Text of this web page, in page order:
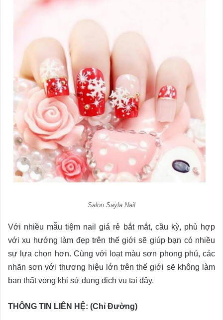
Salon Sayla Nail
Với nhiều mẫu tiệm nail giá rẻ bắt mắt, cầu kỳ, phù hợp
với xu hướng làm đẹp trên thế giới sẽ giúp bạn có nhiều
sự lựa chọn hơn. Cùng với loạt màu sơn phong phú, các
nhãn sơn với thương hiệu lớn trên thế giới sẽ không làm
bạn thất vọng khi sử dụng dịch vụ tại đây.
THÔNG TIN LIÊN HỆ: (Chỉ Đường)